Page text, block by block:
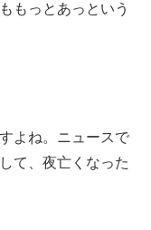
もっとあっという
よね。ニュースで
て、夜亡くなった